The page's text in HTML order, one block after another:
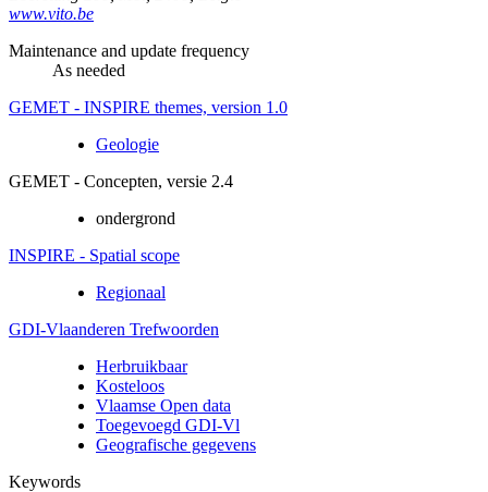
www.vito.be
Maintenance and update frequency
As needed
GEMET - INSPIRE themes, version 1.0
Geologie
GEMET - Concepten, versie 2.4
ondergrond
INSPIRE - Spatial scope
Regionaal
GDI-Vlaanderen Trefwoorden
Herbruikbaar
Kosteloos
Vlaamse Open data
Toegevoegd GDI-Vl
Geografische gegevens
Keywords